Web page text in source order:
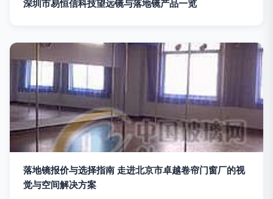
深圳市易恒信科技望远镜与落地镜产品一览
落地镜报价与选择指南 走进北京市卓越卷帘门窗厂的视
觉与空间解决方案